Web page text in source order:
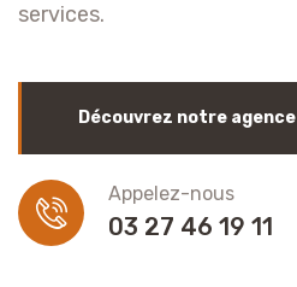
services.
Découvrez notre agence
Appelez-nous
03 27 46 19 11